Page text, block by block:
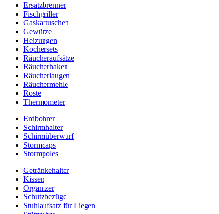
Ersatzbrenner
Fischgriller
Gaskartuschen
Gewürze
Heizungen
Kochersets
Räucheraufsätze
Räucherhaken
Räucherlaugen
Räuchermehle
Roste
Thermometer
Erdbohrer
Schirmhalter
Schirmüberwurf
Stormcaps
Stormpoles
Getränkehalter
Kissen
Organizer
Schutzbezüge
Stuhlaufsatz für Liegen